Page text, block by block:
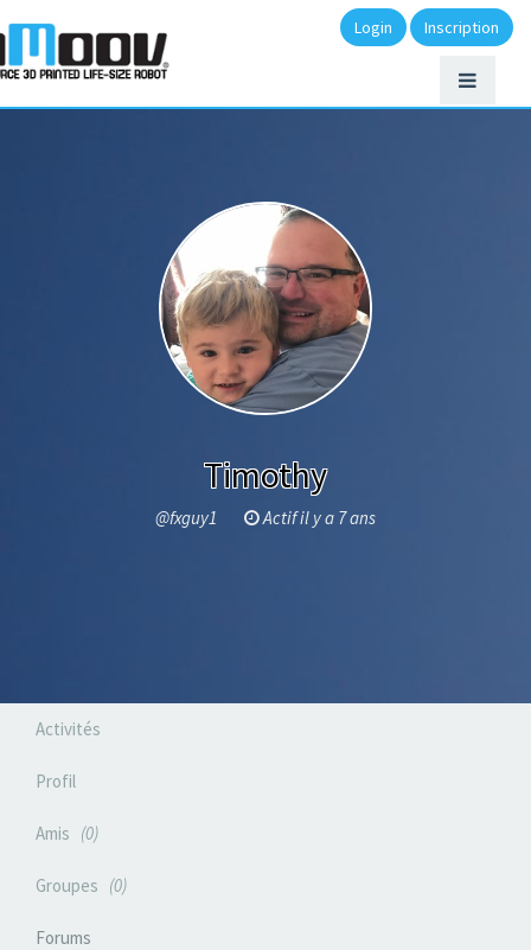
Login Inscription
Timothy
@fxguy1 Actif il y a 7 ans
Activités
Profil
Amis 0
Groupes 0
Forums